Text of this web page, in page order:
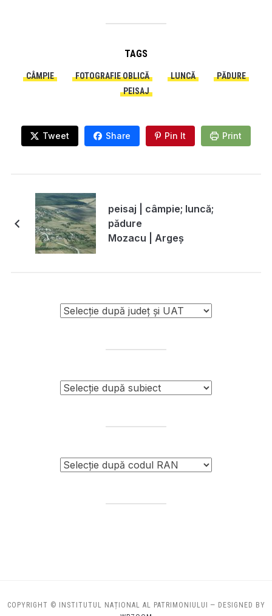
TAGS
CÂMPIE FOTOGRAFIE OBLICĂ LUNCĂ
PĂDURE
PEISAJ
Tweet Share Pin It Print
peisaj | câmpie; luncă;
pădure
Mozacu | Argeș
COPYRIGHT © INSTITUTUL NAȚIONAL AL PATRIMONIULUI
— DESIGNED BY